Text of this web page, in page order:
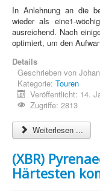
In Anlehnung an die
wieder als eine1-
ausreichend. Nach
optimiert, um den
Details
Geschrieben von
Kategorie: Touren
Veröffentlicht: 14.
Zugriffe: 2813
Weiterlesen ...
(XBR)
Härtesten